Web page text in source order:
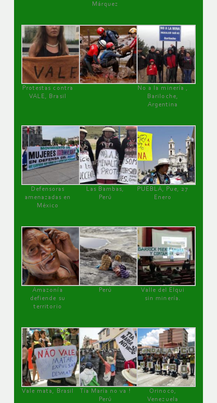
Márquez
Protestas contra
VALE, Brasil
No a la minería ,
Bariloche,
Argentina
Defensoras
amenazadas en
México
Las Bambas,
Perú
PUEBLA, Pue, 27
Enero
Amazonía
defiende su
territorio
Perú
Valle del Elqui
sin minería.
Vale mata, Brasil
Tía María no va !
Perú
Orinoco,
Venezuela